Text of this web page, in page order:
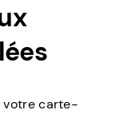
votre carte-